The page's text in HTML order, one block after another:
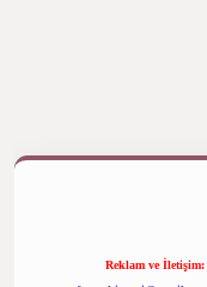
Reklam ve İletişim: